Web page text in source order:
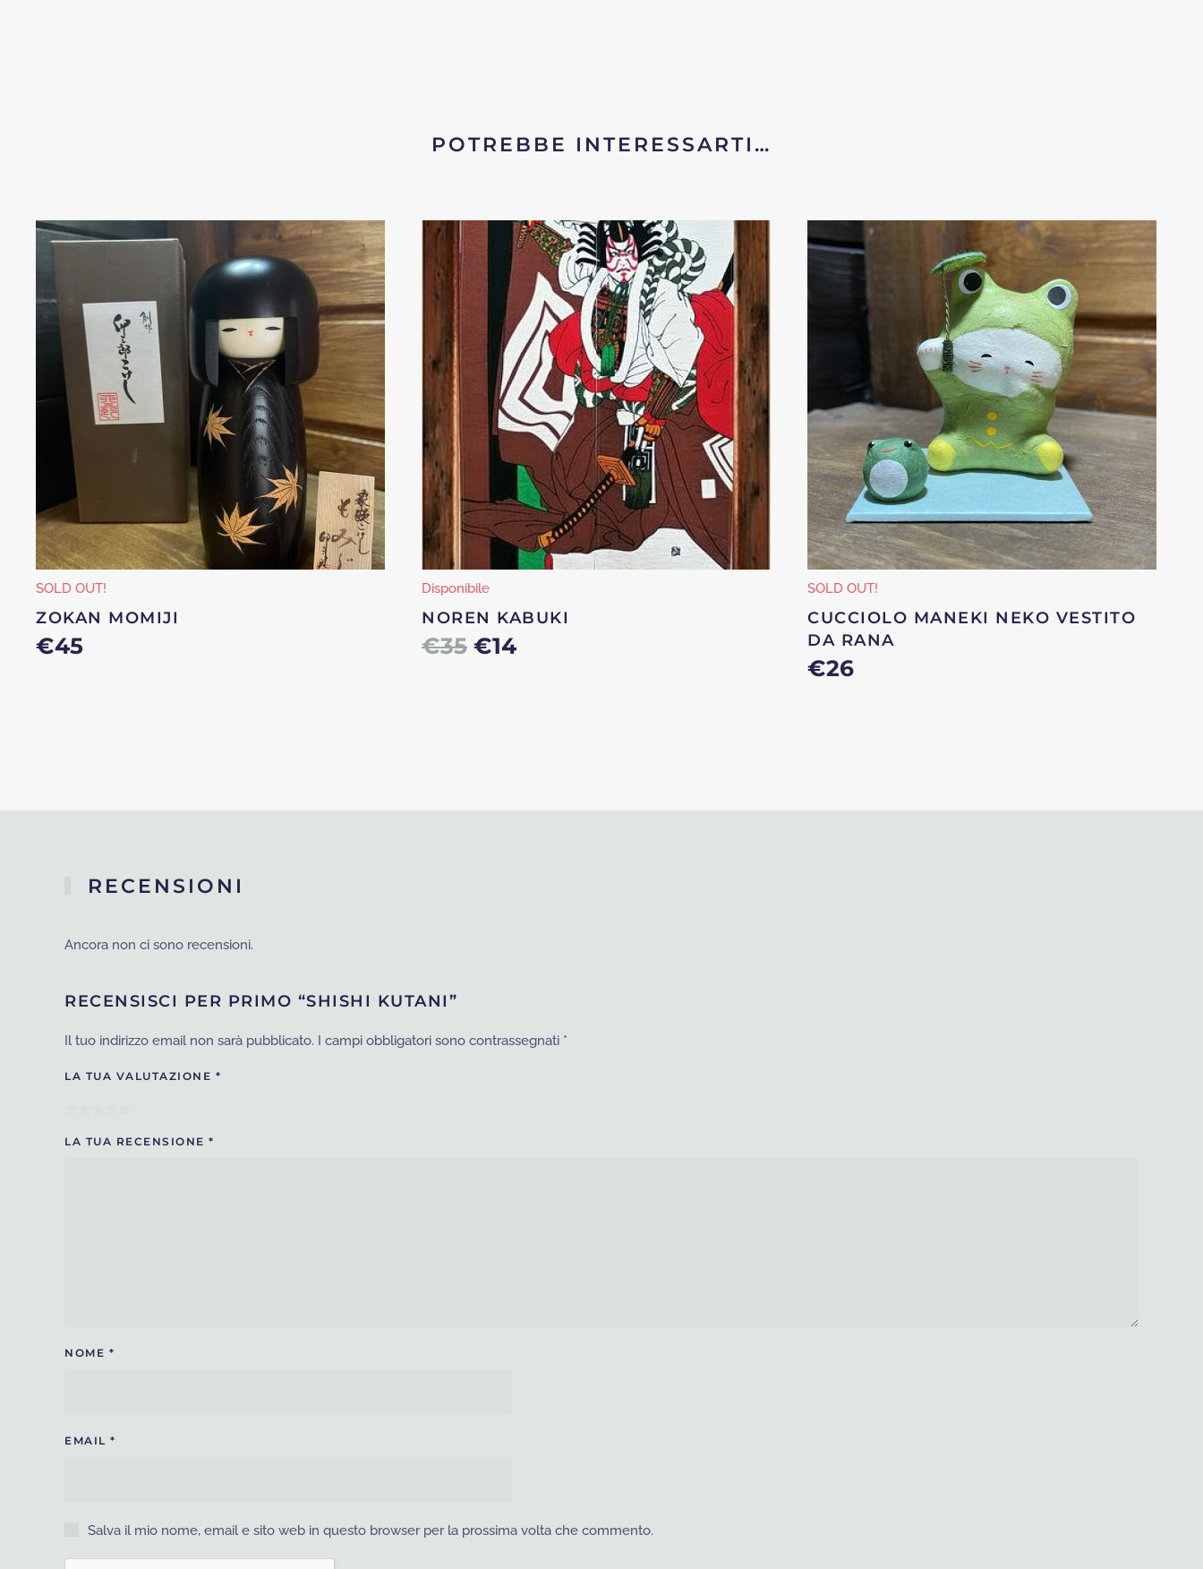
POTREBBE INTERESSARTI…
SOLD OUT!
ZOKAN MOMIJI
€45
Disponibile
NOREN KABUKI
€35 Il
€14Il
SOLD OUT!
CUCCIOLO MANEKI NEKO VESTITO
DA RANA
€26
RECENSIONI
Ancora non ci sono recensioni.
RECENSISCI PER PRIMO “SHISHI KUTANI”
Il tuo indirizzo email non sarà pubblicato. I campi obbligatori sono contrassegnati *
LA TUA VALUTAZIONE *
LA TUA RECENSIONE *
NOME *
EMAIL *
Salva il mio nome, email e sito web in questo browser per la prossima volta che commento.